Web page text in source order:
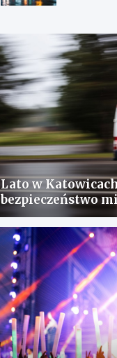
Lato w
bezpieczeństwo